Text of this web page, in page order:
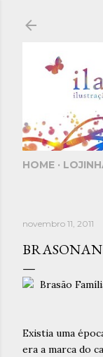
HOME
novembro 11, 2011
Existia uma
era a marca do